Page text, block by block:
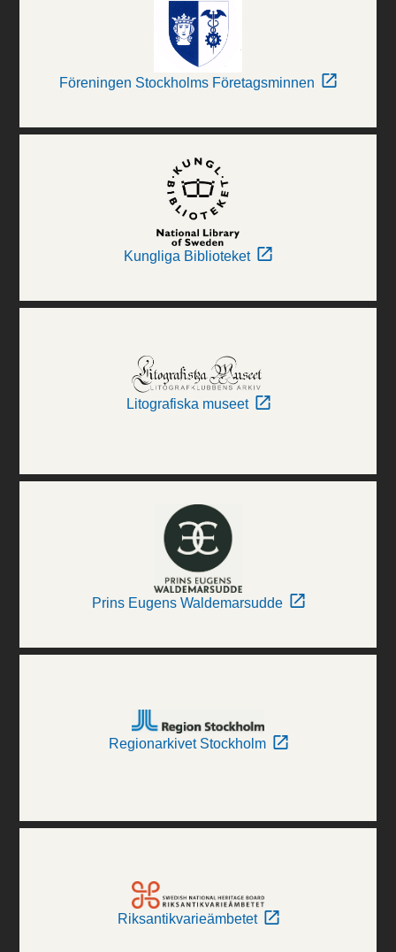
Föreningen Stockholms Företagsminnen
Kungliga Biblioteket
Litografiska museet
Prins Eugens Waldemarsudde
Regionarkivet Stockholm
Riksantikvarieämbetet